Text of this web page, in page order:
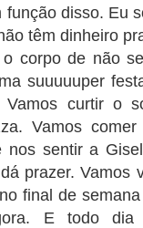
função disso. Eu
têm dinheiro
corpo de não
suuuuuper
curtir o
Vamos
nos sentir a
prazer. Vamos
final de
E todo